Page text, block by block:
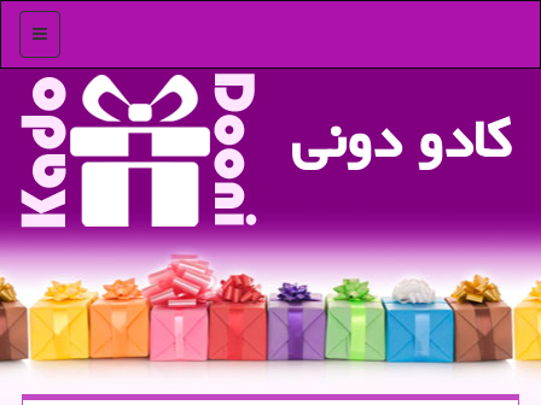
منو
كادو دونی